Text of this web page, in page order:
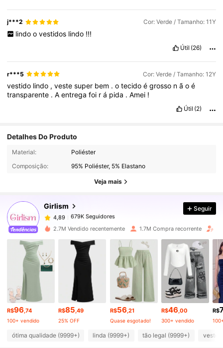
j***2 Cor: Verde / Tamanho: 11Y
lindo o vestidos lindo !!!
Útil (26)
r***5 Cor: Verde / Tamanho: 12Y
vestido lindo ,vestesuper bem .otecidoégrosso nãoé
transparente .Aentregafoi rá pida .Amei !
Útil (2)
Detalhes Do Produto
Material:
Poliéster
Composição:
95% Poliéster, 5% Elastano
Veja mais
Girlism
679K Seguidores
679K Seguidores
4,89
679K Seguidores
m***s
1 dia atrás
679K Seguidores
679K Seguidores
4,89 679K Seguidores
4,89 679K Seguidores
Seguir
2.7M Vendido recentemente 1.7M Compra recorrente
R$96,74
100+ vendido
R$85,49
25% OFF
R$56,21
Quase esgotado!
R$46,00
300+ vendido
R$
ótima qualidade (9999+) linda (9999+) tão legal (9999+) veste